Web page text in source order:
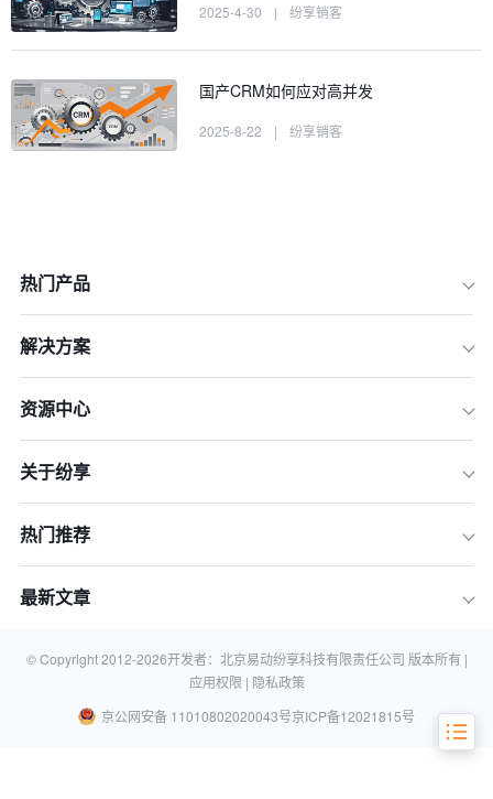
五、常见问题及答案
2025-4-30 | 纷享销客
国产CRM如何应对高并发
2025-8-22 | 纷享销客
热门产品
解决方案
资源中心
关于纷享
热门推荐
最新文章
© Copyright 2012-2026开发者：北京易动纷享科技有限责任公司 版本所有 |
应用权限 | 隐私政策
京公网安备 11010802020043号京ICP备12021815号